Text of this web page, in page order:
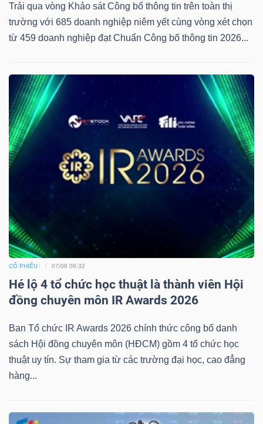
Trải qua vòng Khảo sát Công bố thông tin trên toàn thị
trường với 685 doanh nghiệp niêm yết cùng vòng xét chọn
từ 459 doanh nghiệp đạt Chuẩn Công bố thông tin 2026...
CỔ PHIẾU 07/08 09:32
Hé lộ 4 tổ chức học thuật là thành viên Hội
đồng chuyên môn IR Awards 2026
Ban Tổ chức IR Awards 2026 chính thức công bố danh
sách Hội đồng chuyên môn (HĐCM) gồm 4 tổ chức học
thuật uy tín. Sự tham gia từ các trường đại học, cao đẳng
hàng...